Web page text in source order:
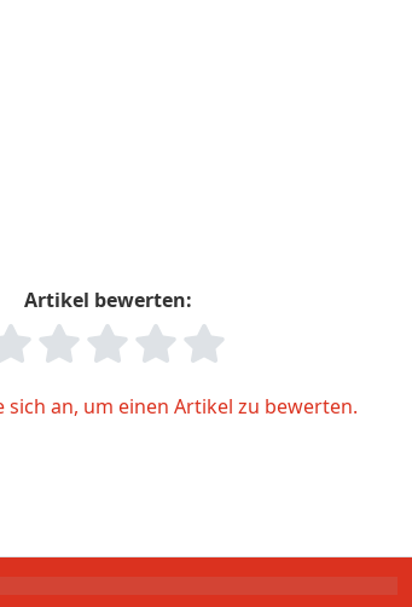
Artikel bewerten:
sich an, um einen Artikel zu bewerten.